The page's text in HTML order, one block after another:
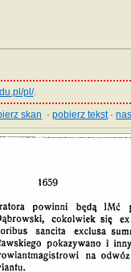
pl/.
skan ·pobierz tekst·